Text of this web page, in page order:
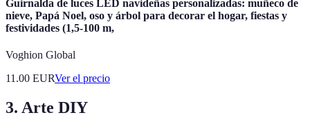
Guirnalda de luces LED navideñas personalizadas: muñeco de
nieve, Papá Noel, oso y árbol para decorar el hogar, fiestas y
festividades (1,5-100 m,
Voghion Global
11.00 EURVer el precio
3. Arte DIY